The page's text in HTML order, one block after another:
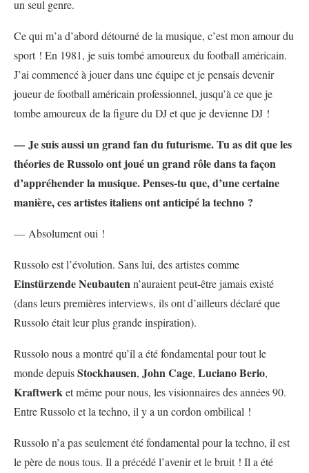
un seul genre.
Ce qui m’a d’abord détourné de la musique, c’est mon amour du
sport ! En 1981, je suis tombé amoureux du football américain.
J’ai commencé à jouer dans une équipe et je pensais devenir
joueur de football américain professionnel, jusqu’à ce que je
tombe amoureux de la figure du DJ et que je devienne DJ !
— Je suis aussi un grand fan du futurisme. Tu as dit que les
théories de Russolo ont joué un grand rôle dans ta façon
d’appréhender la musique. Penses-tu que, d’une certaine
manière, ces artistes italiens ont anticipé la techno ?
— Absolument oui !
Russolo est l’évolution. Sans lui, des artistes comme
Einstürzende Neubautenn’auraient peut-être jamais existé
(dans leurs premières interviews, ils ont d’ailleurs déclaré que
Russolo était leur plus grande inspiration).
Russolo nous a montré qu’il a été fondamental pour tout le
monde depuisStockhausen, John Cage, Luciano Berio,
Kraftwerket même pour nous, les visionnaires des années 90.
Entre Russolo et la techno, il y a un cordon ombilical !
Russolo n’a pas seulement été fondamental pour la techno, il est
le père de nous tous. Il a précédé l’avenir et le bruit ! Il a été